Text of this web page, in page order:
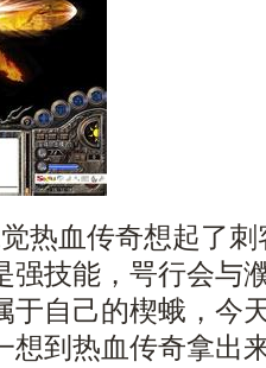
热血传奇想起了
强技能，咢行会与
于自己的楔蛾，今
想到热血传奇拿出